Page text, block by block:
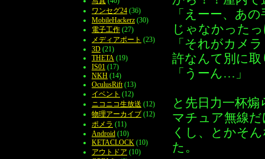
「えーー、あ
じゃなかった
「それがカメ
許なんて別に
「うーん…」
と先日力一杯
マチュア無線
くし、とかそ
た。
ワンセグ24 (36)
MobileHackerz (30)
電子工作 (27)
メディアポート (23)
3D (21)
THETA (19)
IS01 (17)
NKH (14)
OculusRift (13)
イベント (12)
ニコニコ生放送 (12)
物理アーカイブ (12)
ポメラ (11)
Android (10)
KETACLOCK (10)
アウトドア (10)